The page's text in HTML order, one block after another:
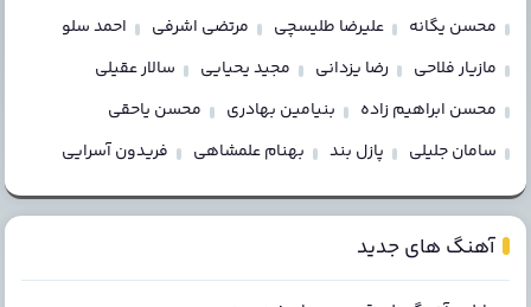
محسن یگانه
علیرضا طلیسچی مرتضی اشرفی
احمد سلو
مازیار فلاحی
رضا یزدانی مجید یحیایی
سالار عقیلی
محسن ابراهیم زاده
بنیامین بهادری
محسن یاحقی
سامان جلیلی
پازل بند بهنام علمشاهی فریدون آسرایی
آهنگ های جدید